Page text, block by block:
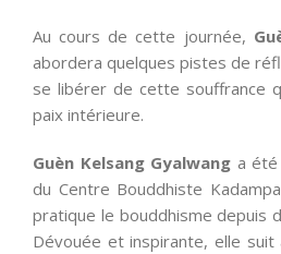
Au cours de cette journée,
abordera quelques pistes de
se libérer de cette souffrance
paix intérieure.
Guèn Kelsang Gyalwang a été
du Centre Bouddhiste
pratique le bouddhisme depuis
Dévouée et inspirante, elle